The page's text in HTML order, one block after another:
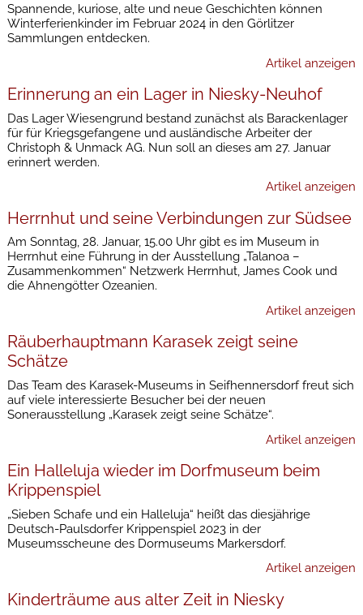
Spannende, kuriose, alte und neue Geschichten können
Winterferienkinder im Februar 2024 in den Görlitzer
Sammlungen entdecken.
Artikel anzeigen
Erinnerung an ein Lager in Niesky-Neuhof
Das Lager Wiesengrund bestand zunächst als Barackenlager
für für Kriegsgefangene und ausländische Arbeiter der
Christoph & Unmack AG. Nun soll an dieses am 27. Januar
erinnert werden.
Artikel anzeigen
Herrnhut und seine Verbindungen zur Südsee
Am Sonntag, 28. Januar, 15.00 Uhr gibt es im Museum in
Herrnhut eine Führung in der Ausstellung „Talanoa –
Zusammenkommen“ Netzwerk Herrnhut, James Cook und
die Ahnengötter Ozeanien.
Artikel anzeigen
Räuberhauptmann Karasek zeigt seine
Schätze
Das Team des Karasek-Museums in Seifhennersdorf freut sich
auf viele interessierte Besucher bei der neuen
Sonerausstellung „Karasek zeigt seine Schätze“.
Artikel anzeigen
Ein Halleluja wieder im Dorfmuseum beim
Krippenspiel
„Sieben Schafe und ein Halleluja“ heißt das diesjährige
Deutsch-Paulsdorfer Krippenspiel 2023 in der
Museumsscheune des Dormuseums Markersdorf.
Artikel anzeigen
Kinderträume aus alter Zeit in Niesky